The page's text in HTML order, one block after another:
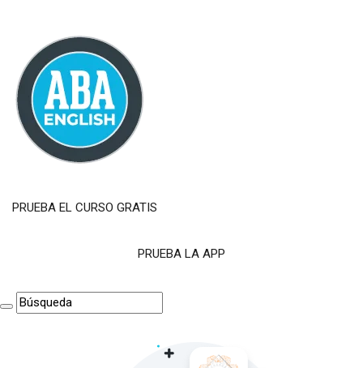
PRUEBA EL CURSO GRATIS
PRUEBA LA APP